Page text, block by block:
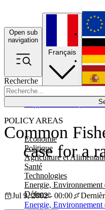
Open sub
navigation
Recherche
POLICY AREAS
Economie
Politique
Agriculture et
Santé
Technologies
Energie, Environnement
Défense
Français
Common
case for a
Jul 9, 2002 - 00:00
Energie, Environnement